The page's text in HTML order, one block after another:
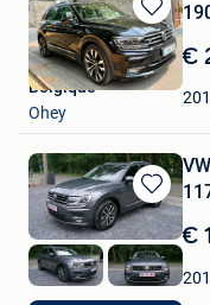
Bewaren
in
Mijn
Favorieten
€
Belgique
Ohey
Bewaren
in
Mijn
Favorieten
€